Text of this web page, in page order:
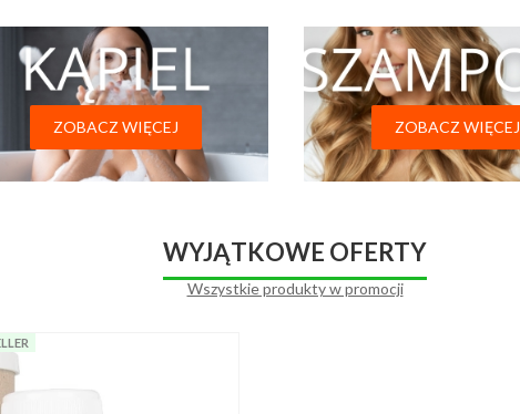
.
ZOBACZ WIĘCEJ
.
ZOBACZ WIĘCEJ
WYJĄTKOWE OFERTY
Wszystkie produkty w promocji